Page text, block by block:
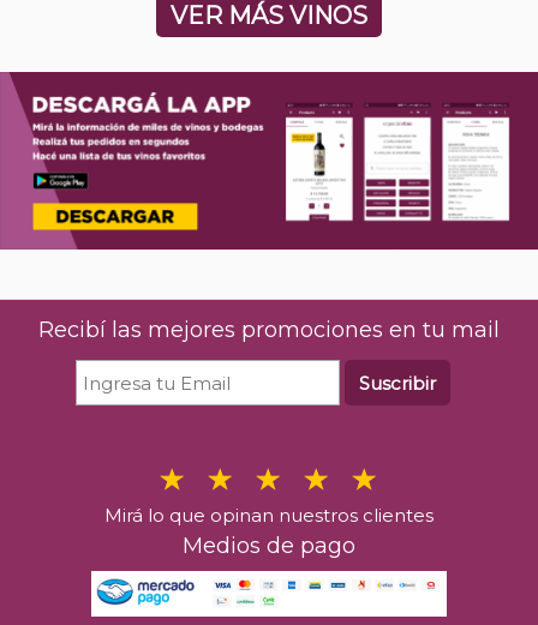
VER MÁS VINOS
Recibí las mejores promociones en tu mail
Suscribir
Mirá lo que opinan nuestros clientes
Medios de pago